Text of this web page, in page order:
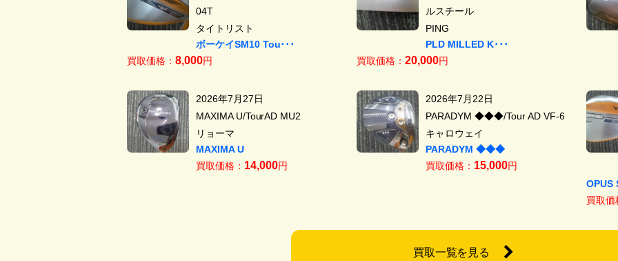
04T
タイトリスト
ボーケイSM10 Tou･･･
買取価格： 8,000円
ルスチール
PING
PLD MILLED K･･･
買取価格： 20,000円
2026年7月27日
MAXIMA U/TourAD MU2
リョーマ
MAXIMA U
買取価格： 14,000円
2026年7月22日
PARADYM ◆◆◆/Tour AD VF-6
キャロウェイ
PARADYM ◆◆◆
買取価格： 15,000円
OPUS
買取価
買取一覧を見る